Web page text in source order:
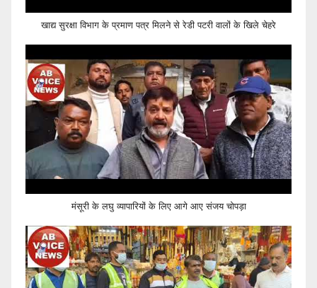
खाद्य सुरक्षा विभाग के प्रमाण पत्र मिलने से रेडी पटरी वालों के खिले चेहरे
मंसूरी के लघु व्यापारियों के लिए आगे आए संजय चोपड़ा